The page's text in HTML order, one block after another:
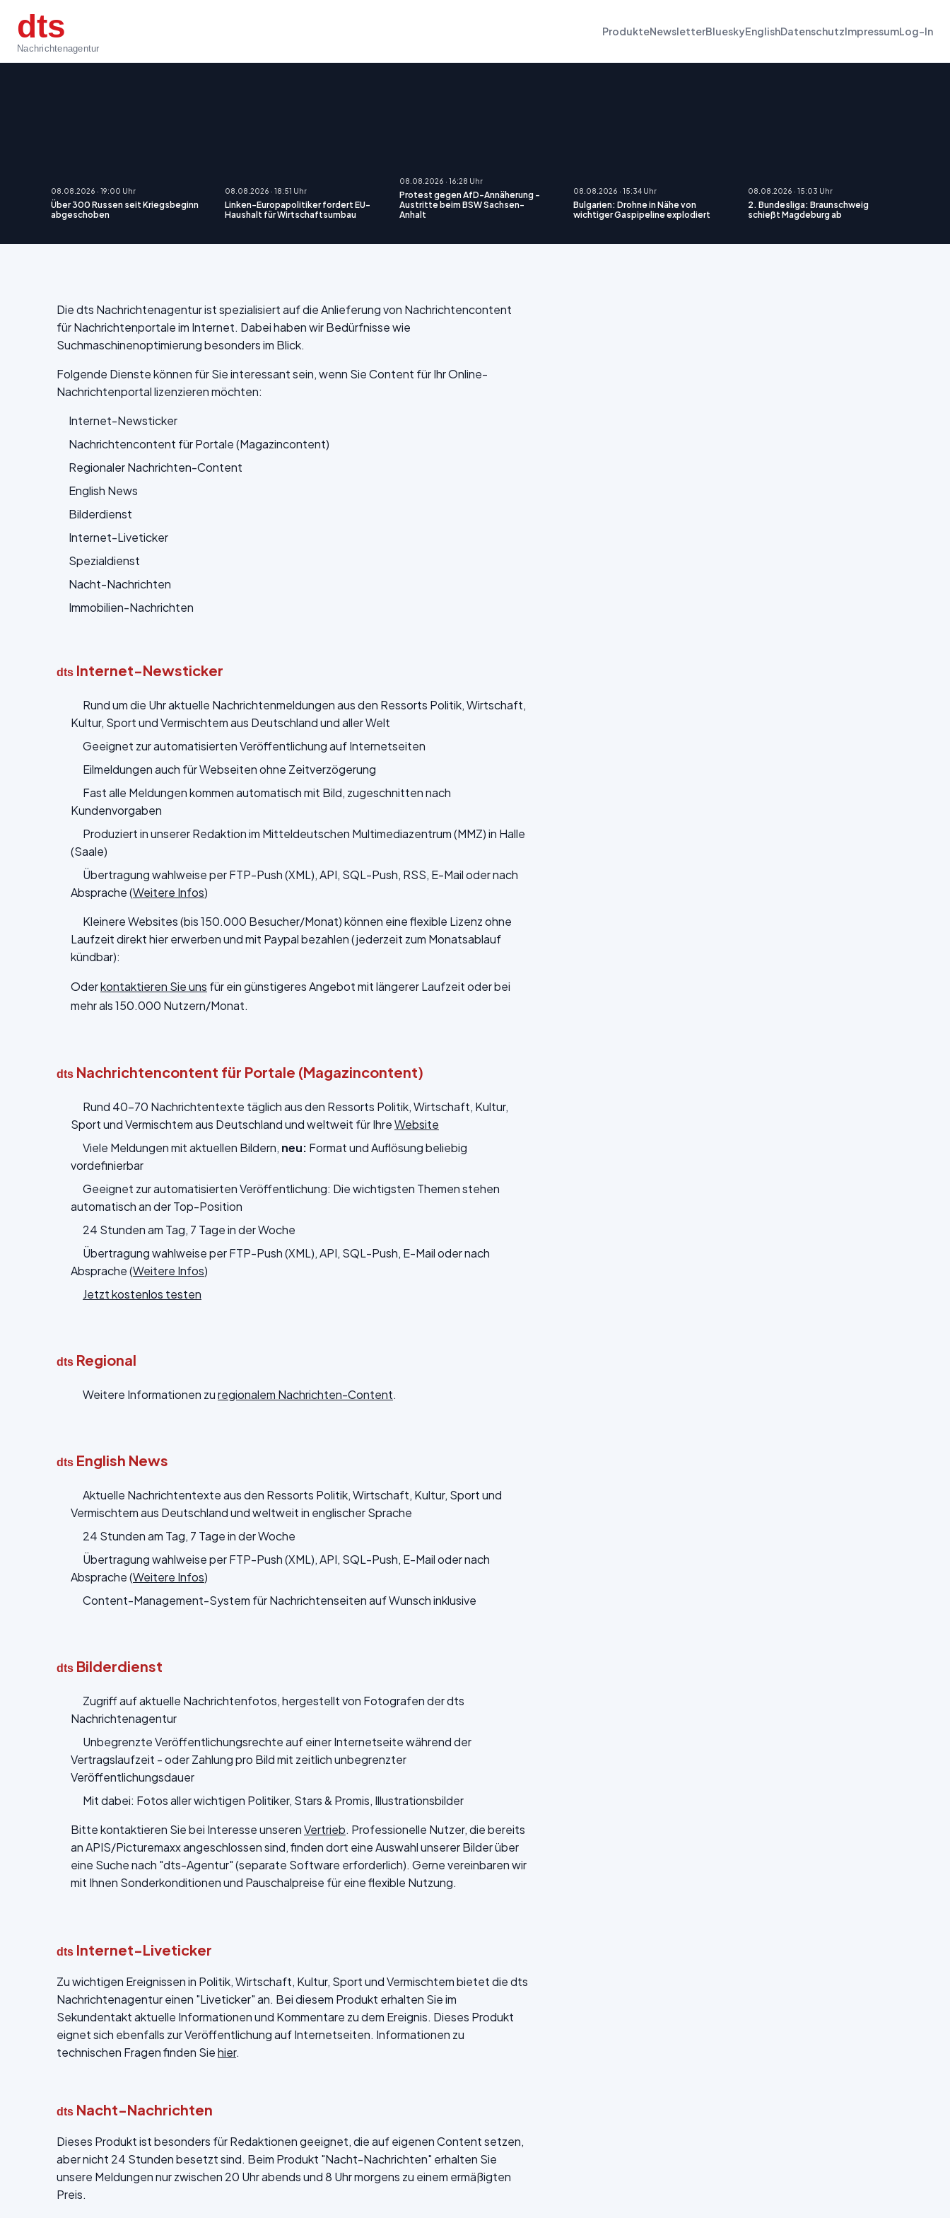
dts
Nachrichtenagentur
ProdukteNewsletterBlueskyEnglishDatenschutzImpressumLog-In
08.08.2026 · 19:00 Uhr
Über 300 Russen seit Kriegsbeginn
abgeschoben
08.08.2026 · 18:51 Uhr
Linken-Europapolitiker fordert EU-
Haushalt für Wirtschaftsumbau
08.08.2026 · 16:28 Uhr
Protest gegen AfD-Annäherung -
Austritte beim BSW Sachsen-
Anhalt
08.08.2026 · 15:34 Uhr
Bulgarien: Drohne in Nähe von
wichtiger Gaspipeline explodiert
08.08.2026 · 15:03 Uhr
2. Bundesliga: Braunschweig
schießt Magdeburg ab
Die dts Nachrichtenagentur ist spezialisiert auf die Anlieferung von Nachrichtencontent
für Nachrichtenportale im Internet. Dabei haben wir Bedürfnisse wie
Suchmaschinenoptimierung besonders im Blick.
Folgende Dienste können für Sie interessant sein, wenn Sie Content für Ihr Online-
Nachrichtenportal lizenzieren möchten:
Internet-Newsticker
Nachrichtencontent für Portale (Magazincontent)
Regionaler Nachrichten-Content
English News
Bilderdienst
Internet-Liveticker
Spezialdienst
Nacht-Nachrichten
Immobilien-Nachrichten
dts Internet-Newsticker
Rund um die Uhr aktuelle Nachrichtenmeldungen aus den Ressorts Politik, Wirtschaft,
Kultur, Sport und Vermischtem aus Deutschland und aller Welt
Geeignet zur automatisierten Veröffentlichung auf Internetseiten
Eilmeldungen auch für Webseiten ohne Zeitverzögerung
Fast alle Meldungen kommen automatisch mit Bild, zugeschnitten nach
Kundenvorgaben
Produziert in unserer Redaktion im Mitteldeutschen Multimediazentrum (MMZ) in Halle
(Saale)
Übertragung wahlweise per FTP-Push (XML), API, SQL-Push, RSS, E-Mail oder nach
Absprache (Weitere Infos)
Kleinere Websites (bis 150.000 Besucher/Monat) können eine flexible Lizenz ohne
Laufzeit direkt hier erwerben und mit Paypal bezahlen (jederzeit zum Monatsablauf
kündbar):
Oderkontaktieren Sie uns für ein günstigeres Angebot mit längerer Laufzeit oder bei
mehr als 150.000 Nutzern/Monat.
dts Nachrichtencontent für Portale (Magazincontent)
Rund 40-70 Nachrichtentexte täglich aus den Ressorts Politik, Wirtschaft, Kultur,
Sport und Vermischtem aus Deutschland und weltweit für IhreWebsite
Viele Meldungen mit aktuellen Bildern, neu: Format und Auflösung beliebig
vordefinierbar
Geeignet zur automatisierten Veröffentlichung: Die wichtigsten Themen stehen
automatisch an der Top-Position
24 Stunden am Tag, 7 Tage in der Woche
Übertragung wahlweise per FTP-Push (XML), API, SQL-Push, E-Mail oder nach
Absprache (Weitere Infos)
Jetzt kostenlos testen
dts Regional
Weitere Informationen zuregionalem Nachrichten-Content.
dts English News
Aktuelle Nachrichtentexte aus den Ressorts Politik, Wirtschaft, Kultur, Sport und
Vermischtem aus Deutschland und weltweit in englischer Sprache
24 Stunden am Tag, 7 Tage in der Woche
Übertragung wahlweise per FTP-Push (XML), API, SQL-Push, E-Mail oder nach
Absprache (Weitere Infos)
Content-Management-System für Nachrichtenseiten auf Wunsch inklusive
dts Bilderdienst
Zugriff auf aktuelle Nachrichtenfotos, hergestellt von Fotografen der dts
Nachrichtenagentur
Unbegrenzte Veröffentlichungsrechte auf einer Internetseite während der
Vertragslaufzeit - oder Zahlung pro Bild mit zeitlich unbegrenzter
Veröffentlichungsdauer
Mit dabei: Fotos aller wichtigen Politiker, Stars & Promis, Illustrationsbilder
Bitte kontaktieren Sie bei Interesse unserenVertrieb. Professionelle Nutzer, die bereits
an APIS/Picturemaxx angeschlossen sind, finden dort eine Auswahl unserer Bilder über
eine Suche nach "dts-Agentur" (separate Software erforderlich). Gerne vereinbaren wir
mit Ihnen Sonderkonditionen und Pauschalpreise für eine flexible Nutzung.
dts Internet-Liveticker
Zu wichtigen Ereignissen in Politik, Wirtschaft, Kultur, Sport und Vermischtem bietet die dts
Nachrichtenagentur einen "Liveticker" an. Bei diesem Produkt erhalten Sie im
Sekundentakt aktuelle Informationen und Kommentare zu dem Ereignis. Dieses Produkt
eignet sich ebenfalls zur Veröffentlichung auf Internetseiten. Informationen zu
technischen Fragen finden Siehier.
dts Nacht-Nachrichten
Dieses Produkt ist besonders für Redaktionen geeignet, die auf eigenen Content setzen,
aber nicht 24 Stunden besetzt sind. Beim Produkt "Nacht-Nachrichten" erhalten Sie
unsere Meldungen nur zwischen 20 Uhr abends und 8 Uhr morgens zu einem ermäßigten
Preis.